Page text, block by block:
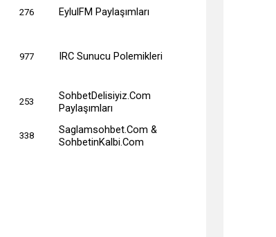
276 EylulFM Paylaşımları
977 IRC Sunucu Polemikleri
253
SohbetDelisiyiz.Com
Paylaşımları
338
Saglamsohbet.Com &
SohbetinKalbi.Com